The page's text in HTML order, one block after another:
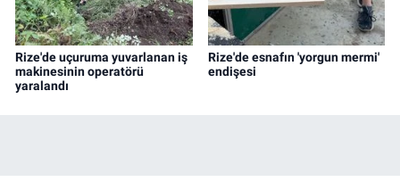
Rize'de uçuruma yuvarlanan iş
makinesinin operatörü
yaralandı
Rize'de esnafın 'yorgun mermi'
endişesi